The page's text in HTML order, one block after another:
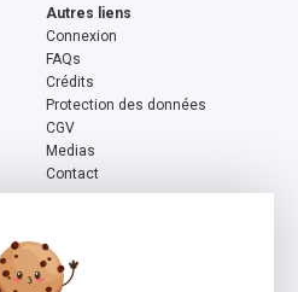
Autres liens
Connexion
FAQs
Crédits
Protection des données
CGV
Medias
Contact